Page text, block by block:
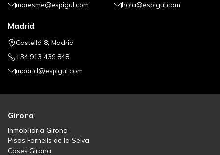
maresme@espigul.com
hola@espigul.com
Madrid
Castelló 8, Madrid
+34 913 439 848
madrid@espigul.com
Girona
Inmobiliaria Girona
Pisos Fornells de la Selva
Cases Girona